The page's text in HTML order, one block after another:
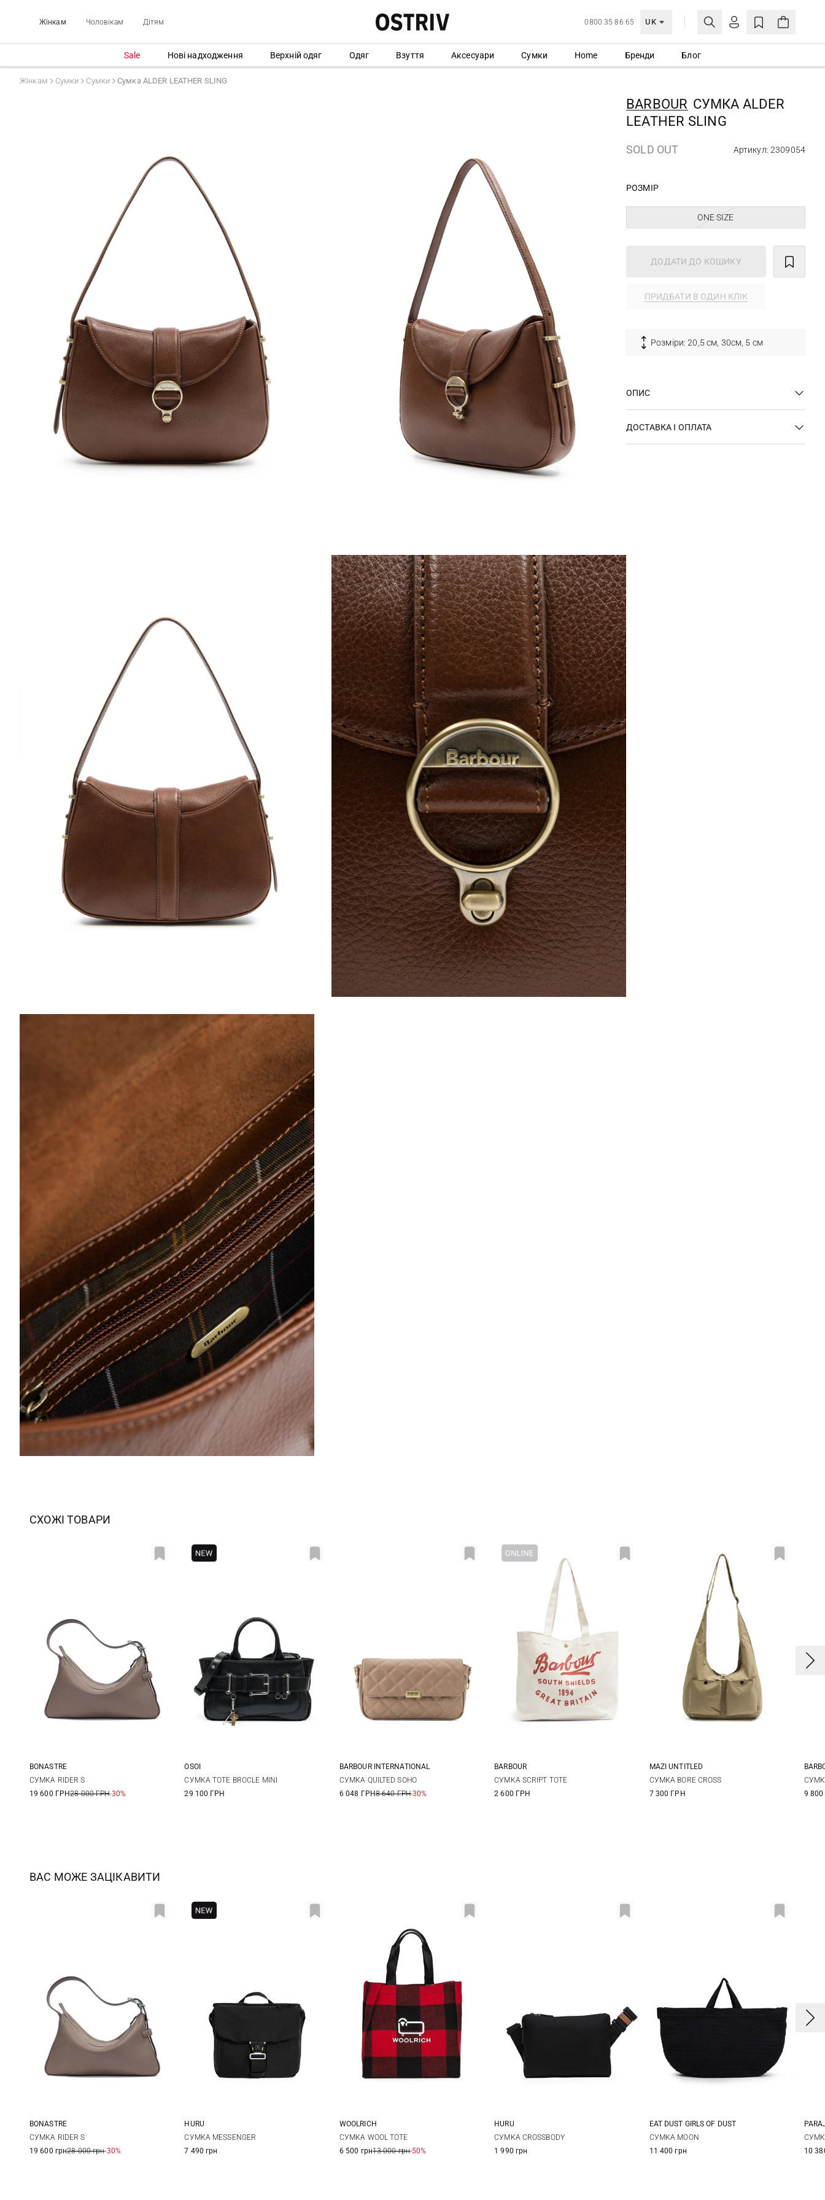
Жінкам Чоловікам Дітям 0800 35 86 65 UK
МОЯ ОБЛІКІВКА
Ще не зареєстровані?
СТВОРИТИ ОБЛІКІВКУ
Sale Нові надходження Верхній одяг Одяг Взуття Аксесуари Сумки Home Бренди Блог
Жінкам Сумки Сумки Сумка ALDER LEATHER SLING
BARBOUR СУМКА ALDER
LEATHER SLING
SOLD OUT Артикул: 2309054
РОЗМІР
ONE SIZE
ДОДАТИ ДО КОШИКУ
ПРИДБАТИ В ОДИН КЛІК
Розміри: 20,5 см, 30см, 5 см
ОПИС
ДОСТАВКА І ОПЛАТА
СХОЖІ ТОВАРИ
35Х20,5Х6СМ
BONASTRE
СУМКА RIDER S
19 600 ГРН28 000 ГРН-30%
One Size
OSOI
СУМКА TOTE BROCLE MINI
29 100 ГРН
One Size
BARBOUR INTERNATIONAL
СУМКА QUILTED SOHO
6 048 ГРН8 640 ГРН-30%
One Size
BARBOUR
СУМКА SCRIPT TOTE
2 600 ГРН
One Size
MAZI UNTITLED
СУМКА BORE CROSS
7 300 ГРН
9
ВАС МОЖЕ ЗАЦІКАВИТИ
35Х20,5Х6СМ
BONASTRE
СУМКА RIDER S
19 600 грн28 000 грн-30%
One Size
HURU
СУМКА MESSENGER
7 490 грн
One Size
WOOLRICH
СУМКА WOOL TOTE
6 500 грн13 000 грн-50%
One Size
HURU
СУМКА CROSSBODY
1 990 грн
EAT DUST GIRLS OF DUST
СУМКА MOON
11 400 грн
10